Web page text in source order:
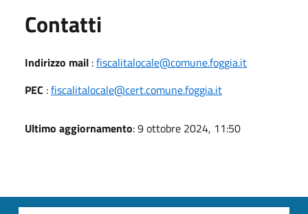
Contatti
Indirizzo mail :fiscalitalocale@comune.foggia.it
PEC :fiscalitalocale@cert.comune.foggia.it
Ultimo aggiornamento: 9 ottobre 2024, 11:50